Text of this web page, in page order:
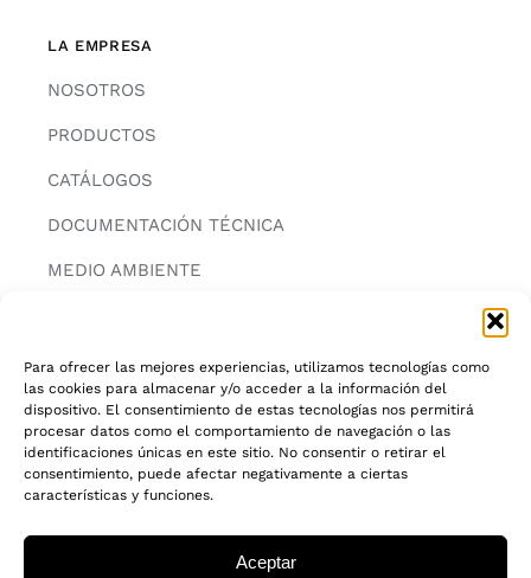
Para ofrecer las mejores experiencias, utilizamos tecnologías como
las cookies para almacenar y/o acceder a la información del
dispositivo. El consentimiento de estas tecnologías nos permitirá
procesar datos como el comportamiento de navegación o las
identificaciones únicas en este sitio. No consentir o retirar el
consentimiento, puede afectar negativamente a ciertas
características y funciones.
Aceptar
LA EMPRESA
NOSOTROS
PRODUCTOS
CATÁLOGOS
DOCUMENTACIÓN TÉCNICA
MEDIO AMBIENTE
INFORMACIÓN
AVISO LEGAL
POLITICA DE PRIVACIDAD